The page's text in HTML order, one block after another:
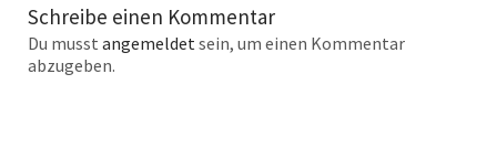
Schreibe einen Kommentar
Du musst angemeldetsein, um einen Kommentar
abzugeben.